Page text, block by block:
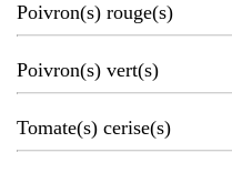
Poivron(s) rouge(s)
Poivron(s) vert(s)
Tomate(s) cerise(s)